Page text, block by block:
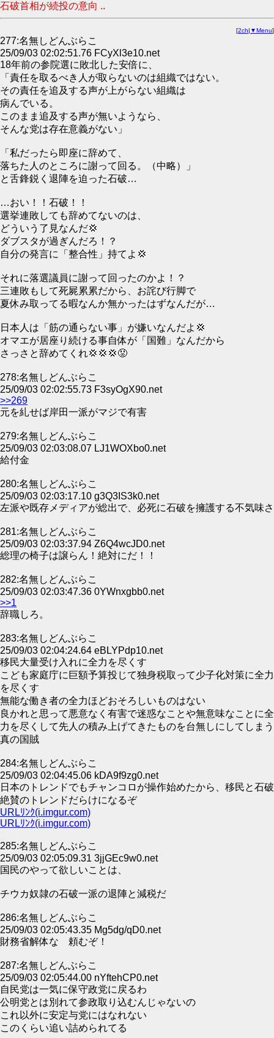
石破首相が続投の意向 ..
[2ch| ▼Menu]
277:名無しどんぶらこ
25/09/03 02:02:51.76 FCyXl3e10.net
18年前の参院選に敗北した安倍に、
「責任を取るべき人が取らないのは組織ではない。
その責任を追及する声が上がらない組織は
病んでいる。
このまま追及する声が無いようなら、
そんな党は存在意義がない」
「私だったら即座に辞めて、
落ちた人のところに謝って回る。（中略）」
と舌鋒鋭く退陣を迫った石破…
…おい！！石破！！
選挙連敗しても辞めてないのは、
どういう了見なんだ💢
ダブスタが過ぎんだろ！？
自分の発言に「整合性」持てよ💢
それに落選議員に謝って回ったのかよ！？
三連敗もして死屍累累だから、お詫び行脚で
夏休み取ってる暇なんか無かったはずなんだが…
日本人は「筋の通らない事」が嫌いなんだよ💢
オマエが居座り続ける事自体が「国難」なんだから
さっさと辞めてくれ💢💢💢😡
278:名無しどんぶらこ
25/09/03 02:02:55.73 F3syOgX90.net
>>269
元を糺せば岸田一派がマジで有害
279:名無しどんぶらこ
25/09/03 02:03:08.07 LJ1WOXbo0.net
給付金
280:名無しどんぶらこ
25/09/03 02:03:17.10 g3Q3IS3k0.net
左派や既存メディアが総出で、必死に石破を擁護する不気味さ
281:名無しどんぶらこ
25/09/03 02:03:37.94 Z6Q4wcJD0.net
総理の椅子は譲らん！絶対にだ！！
282:名無しどんぶらこ
25/09/03 02:03:47.36 0YWnxgbb0.net
>>1
辞職しろ。
283:名無しどんぶらこ
25/09/03 02:04:24.64 eBLYPdp10.net
移民大量受け入れに全力を尽くす
こども家庭庁に巨額予算投じて独身税取って少子化対策に全力
を尽くす
無能な働き者の全力ほどおそろしいものはない
良かれと思って悪意なく有害で迷惑なことや無意味なことに全
力を尽くして先人の積み上げてきたものを台無しにしてしまう
真の国賊
284:名無しどんぶらこ
25/09/03 02:04:45.06 kDA9f9zg0.net
日本のトレンドでもチャンコロが操作始めたから、移民と石破
絶賛のトレンドだらけになるぞ
URLﾘﾝｸ(i.imgur.com)
URLﾘﾝｸ(i.imgur.com)
285:名無しどんぶらこ
25/09/03 02:05:09.31 3jjGEc9w0.net
国民のやって欲しいことは、
チウカ奴隷の石破一派の退陣と減税だ
286:名無しどんぶらこ
25/09/03 02:05:43.35 Mg5dg/qD0.net
財務省解体な 頼むぞ！
287:名無しどんぶらこ
25/09/03 02:05:44.00 nYftehCP0.net
自民党は一気に保守政党に戻るわ
公明党とは別れて参政取り込むんじゃないの
これ以外に安定与党にはなれない
このくらい追い詰められてる